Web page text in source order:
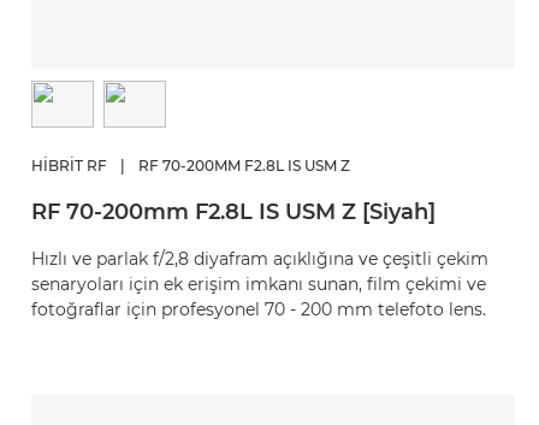
HIBRIT RF RF 70-200MM F2.8L IS USM Z
RF 70-200mm F2.8L IS USM Z [Siyah]
Hızlı ve parlak f/2,8 diyafram açıklığına ve çeşitli çekim
senaryoları için ek erişim imkanı sunan, film çekimi ve
fotoğraflar için profesyonel 70 - 200 mm telefoto lens.